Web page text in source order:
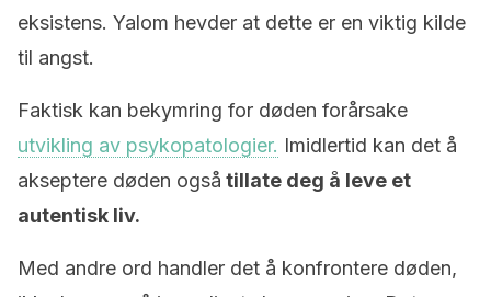
eksistens. Yalom hevder at dette er en viktig kilde
til angst.
Faktisk kan bekymring for døden forårsake
utvikling av psykopatologier. Imidlertid kan det å
akseptere døden også tillate deg å leve et
autentisk liv.
Med andre ord handler det å konfrontere døden,